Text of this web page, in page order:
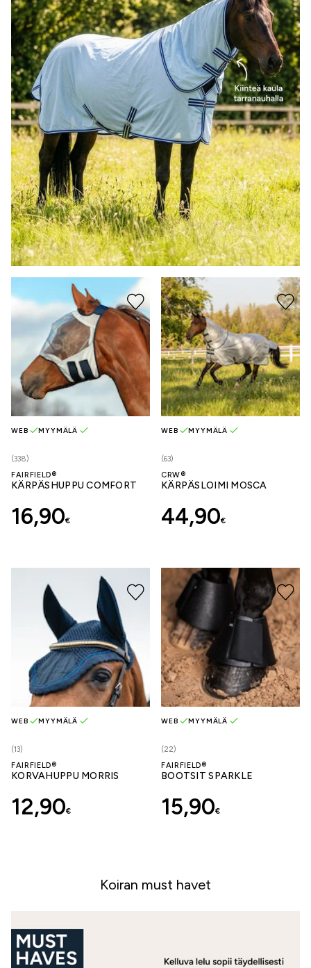
(338)
WEB MYYMÄLÄ
FAIRFIELD®
KÄRPÄSHUPPU COMFORT
16,90€
(63)
WEB MYYMÄLÄ
CRW®
KÄRPÄSLOIMI MOSCA
44,90€
(13)
WEB MYYMÄLÄ
FAIRFIELD®
KORVAHUPPU MORRIS
12,90€
(22)
WEB MYYMÄLÄ
FAIRFIELD®
BOOTSIT SPARKLE
15,90€
Koiran must havet